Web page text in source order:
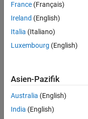
France (Français)
Ireland (English)
Italia (Italiano)
Luxembourg (English)
Asien-Pazifik
Australia (English)
India (English)